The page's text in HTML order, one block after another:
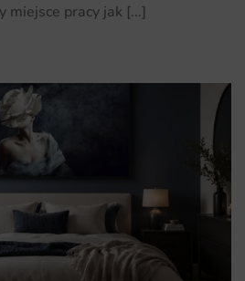
miejsce pracy jak [...]